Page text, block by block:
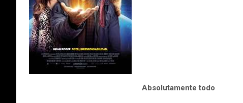
Absolutamente todo